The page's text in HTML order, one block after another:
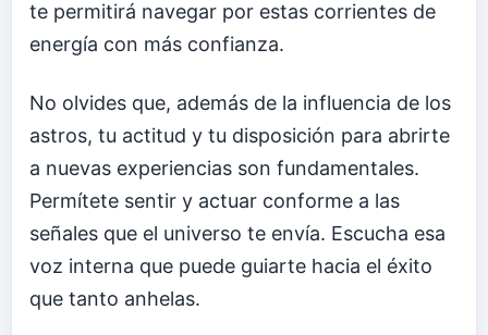
te permitirá navegar por estas corrientes de
energía con más confianza.
No olvides que, además de la influencia de los
astros, tu actitud y tu disposición para abrirte
a nuevas experiencias son fundamentales.
Permítete sentir y actuar conforme a las
señales que el universo te envía. Escucha esa
voz interna que puede guiarte hacia el éxito
que tanto anhelas.